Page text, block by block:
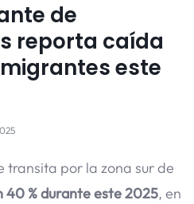
de
reporta caída
este
transita por la zona sur de
40 % durante este 2025, en